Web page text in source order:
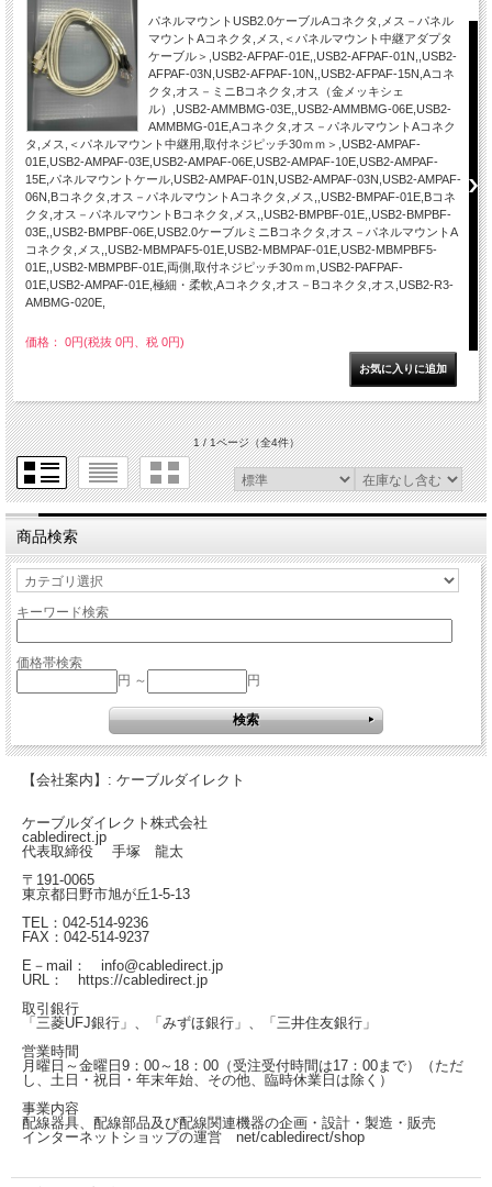
パネルマウントUSB2.0ケーブルAコネクタ,メス－パネル
マウントAコネクタ,メス,＜パネルマウント中継アダプタ
ケーブル＞,USB2-AFPAF-01E,,USB2-AFPAF-01N,,USB2-
AFPAF-03N,USB2-AFPAF-10N,,USB2-AFPAF-15N,Aコネ
クタ,オス－ミニBコネクタ,オス（金メッキシェ
ル）,USB2-AMMBMG-03E,,USB2-AMMBMG-06E,USB2-
AMMBMG-01E,Aコネクタ,オス－パネルマウントAコネク
タ,メス,＜パネルマウント中継用,取付ネジピッチ30ｍｍ＞,USB2-AMPAF-
01E,USB2-AMPAF-03E,USB2-AMPAF-06E,USB2-AMPAF-10E,USB2-AMPAF-
15E,パネルマウントケール,USB2-AMPAF-01N,USB2-AMPAF-03N,USB2-AMPAF-
06N,Bコネクタ,オス－パネルマウントAコネクタ,メス,,USB2-BMPAF-01E,Bコネ
クタ,オス－パネルマウントBコネクタ,メス,,USB2-BMPBF-01E,,USB2-BMPBF-
03E,,USB2-BMPBF-06E,USB2.0ケーブルミニBコネクタ,オス－パネルマウントA
コネクタ,メス,,USB2-MBMPAF5-01E,USB2-MBMPAF-01E,USB2-MBMPBF5-
01E,,USB2-MBMPBF-01E,両側,取付ネジピッチ30ｍｍ,USB2-PAFPAF-
01E,USB2-AMPAF-01E,極細・柔軟,Aコネクタ,オス－Bコネクタ,オス,USB2-R3-
AMBMG-020E,
価格： 0円(税抜 0円、税 0円)
1 / 1ページ（全4件）
商品検索
キーワード検索
価格帯検索
円 ～
円
【会社案内】: ケーブルダイレクト
ケーブルダイレクト株式会社
cabledirect.jp
代表取締役 手塚 龍太
〒191-0065
東京都日野市旭が丘1-5-13
TEL：042-514-9236
FAX：042-514-9237
E－mail： info@cabledirect.jp
URL： https://cabledirect.jp
取引銀行
「三菱UFJ銀行」、「みずほ銀行」、「三井住友銀行」
営業時間
月曜日～金曜日 9：00～18：00（受注受付時間は17：00まで）
（ただ
し、土日・祝日・年末年始、その他、臨時休業日は除く）
事業内容
配線器具、配線部品及び配線関連機器の企画・設計・製造・販売
インターネットショップの運営 net/cabledirect/shop